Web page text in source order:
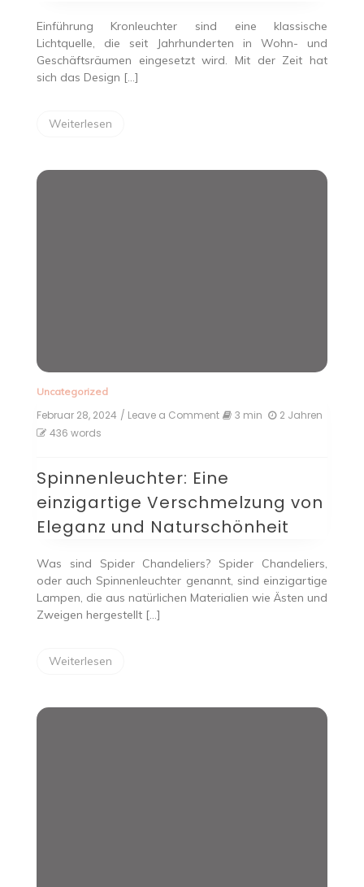
Einführung Kronleuchter sind eine klassische
Lichtquelle, die seit Jahrhunderten in Wohn- und
Geschäftsräumen eingesetzt wird. Mit der Zeit hat
sich das Design […]
Weiterlesen
Uncategorized
Februar 28, 2024 / Leave a Commenton
Verschmelzung
von
Eleganz
und
Naturschönheit
3 min
2 Jahren
436 words
Spinnenleuchter: Eine
einzigartige Verschmelzung von
Eleganz und Naturschönheit
Was sind Spider Chandeliers? Spider Chandeliers,
oder auch Spinnenleuchter genannt, sind einzigartige
Lampen, die aus natürlichen Materialien wie Ästen und
Zweigen hergestellt […]
Weiterlesen